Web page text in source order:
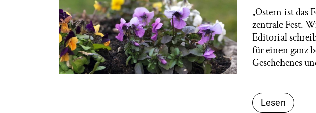
„Ostern ist das
zentrale Fest.
Editorial
für einen ganz
Geschehenes
Lesen